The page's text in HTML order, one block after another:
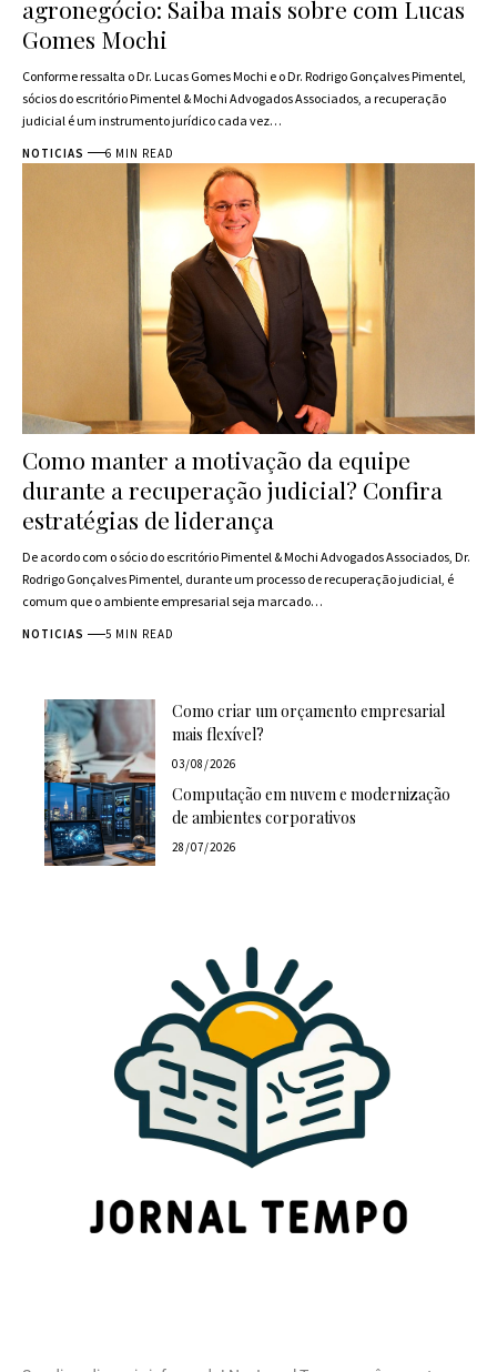
agronegócio: Saiba mais sobre com Lucas
Gomes Mochi
Conforme ressalta o Dr. Lucas Gomes Mochi e o Dr. Rodrigo Gonçalves Pimentel,
sócios do escritório Pimentel & Mochi Advogados Associados, a recuperação
judicial é um instrumento jurídico cada vez…
NOTICIAS 6 MIN READ
Como manter a motivação da equipe
durante a recuperação judicial? Confira
estratégias de liderança
De acordo com o sócio do escritório Pimentel & Mochi Advogados Associados, Dr.
Rodrigo Gonçalves Pimentel, durante um processo de recuperação judicial, é
comum que o ambiente empresarial seja marcado…
NOTICIAS 5 MIN READ
Como criar um orçamento empresarial
mais flexível?
03/08/2026
Computação em nuvem e modernização
de ambientes corporativos
28/07/2026